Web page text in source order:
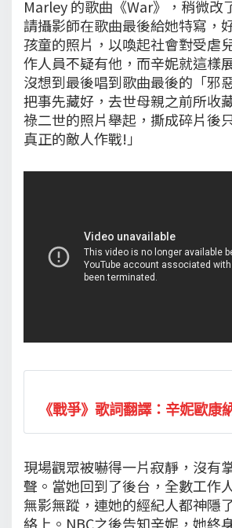
Marley 的歌曲《War》，稍微改
請攝影師在歌曲最後給她特寫，
孩童的照片，以喚起社會對受虐
作人員不疑有他，而辛妮就這樣
沒想到最後唱到歌曲最後的「邪
把事先藏好，去世母親之前所收
祿二世的照片舉起，撕成碎片後
真正的敵人作戰!」
《戰爭》歌詞翻譯：辛妮歐康
現場觀眾被嚇得一片寂靜，沒有
聲。當她回到了後台，全數工作
無影無蹤，連她的經紀人都神隱
絡上。NBC之後告知辛妮，她終